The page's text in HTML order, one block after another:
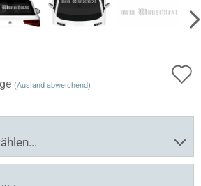
(Ausland abweichend)